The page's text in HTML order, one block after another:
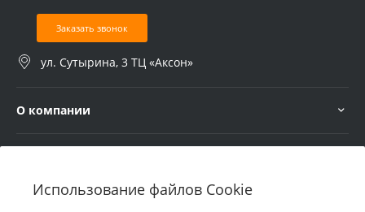
Использование файлов Cookie
Заказать звонок
ул. Сутырина, 3 ТЦ «Аксон»
О компании